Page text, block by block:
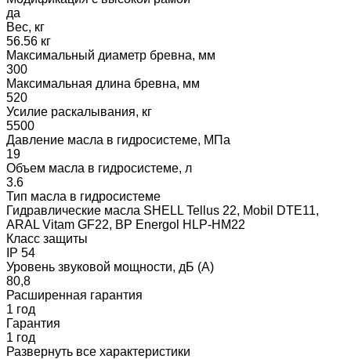
да
Вес, кг
56.56 кг
Максимальный диаметр бревна, мм
300
Максимальная длина бревна, мм
520
Усилие раскалывания, кг
5500
Давление масла в гидросистеме, МПа
19
Объем масла в гидросистеме, л
3.6
Тип масла в гидросистеме
Гидравлические масла SHELL Tellus 22, Mobil DTE11,
ARAL Vitam GF22, BP Energol HLP-HM22
Класс защиты
IP 54
Уровень звуковой мощности, дБ (А)
80,8
Расширенная гарантия
1 год
Гарантия
1 год
Развернуть все характеристики